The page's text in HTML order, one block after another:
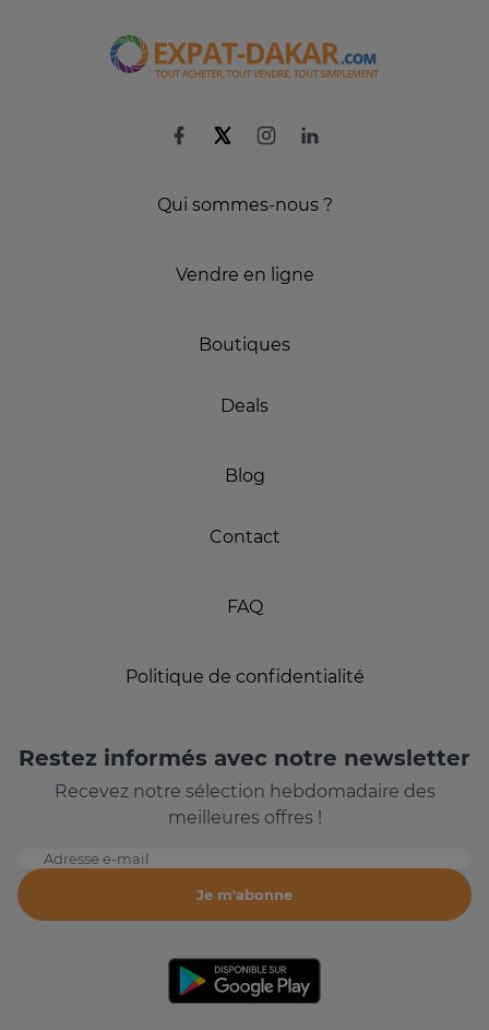
Qui sommes-nous ?
Vendre en ligne
Boutiques
Deals
Blog
Contact
FAQ
Politique de confidentialité
Restez informés avec notre newsletter
Recevez notre sélection hebdomadaire des
meilleures offres !
Adresse e-mail
Je m'abonne